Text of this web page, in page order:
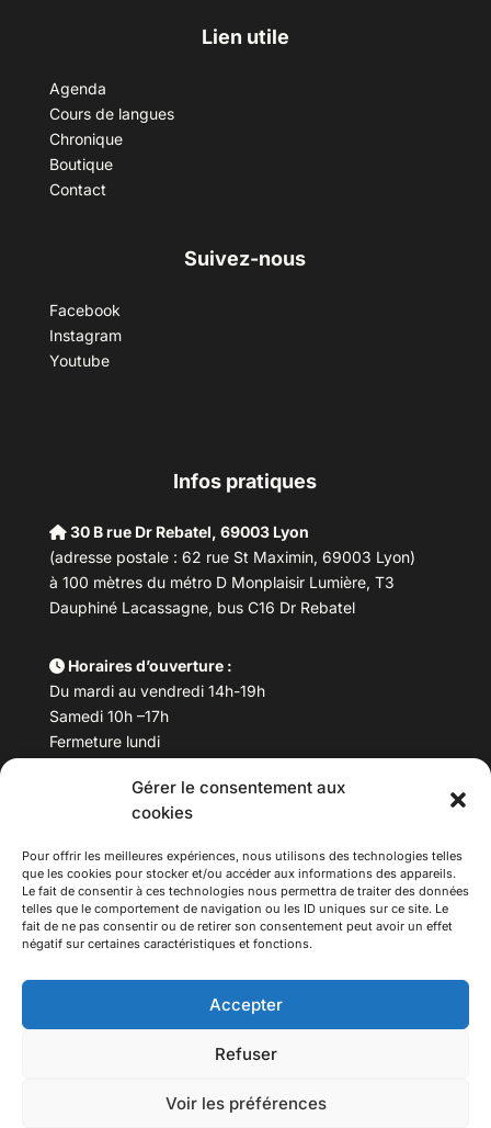
Gérer le consentement aux
cookies
Pour offrir les meilleures expériences, nous utilisons des technologies telles
que les cookies pour stocker et/ou accéder aux informations des appareils.
Le fait de consentir à ces technologies nous permettra de traiter des données
telles que le comportement de navigation ou les ID uniques sur ce site. Le
fait de ne pas consentir ou de retirer son consentement peut avoir un effet
négatif sur certaines caractéristiques et fonctions.
Accepter
Refuser
Voir les préférences
Lien utile
Agenda
Cours de langues
Chronique
Boutique
Contact
Suivez-nous
Facebook
Instagram
Youtube
Infos pratiques
30 B rue Dr Rebatel, 69003 Lyon
(adresse postale : 62 rue St Maximin, 69003 Lyon)
à 100 mètres du métro D Monplaisir Lumière, T3
Dauphiné Lacassagne, bus C16 Dr Rebatel
Horaires d’ouverture :
Du mardi au vendredi 14h-19h
Samedi 10h –17h
Fermeture lundi
Téléphone : 04 78 53 06 40
maisondesculturesasiatiques@asiexpo.com
Tous droits réservés.